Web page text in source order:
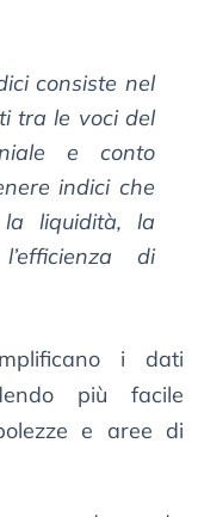
consiste nel
tra le voci del
e conto
indici che
liquidità, la
di
i dati
più facile
e aree di